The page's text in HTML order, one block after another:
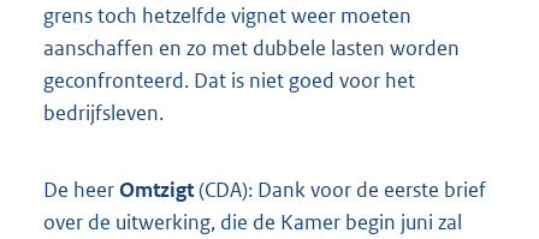
grens toch hetzelfde vignet weer moeten
aanschaffen en zo met dubbele lasten worden
geconfronteerd. Dat is niet goed voor het
bedrijfsleven.
De heerOmtzigt(CDA): Dank voor de eerste brief
over de uitwerking, die de Kamer begin juni zal